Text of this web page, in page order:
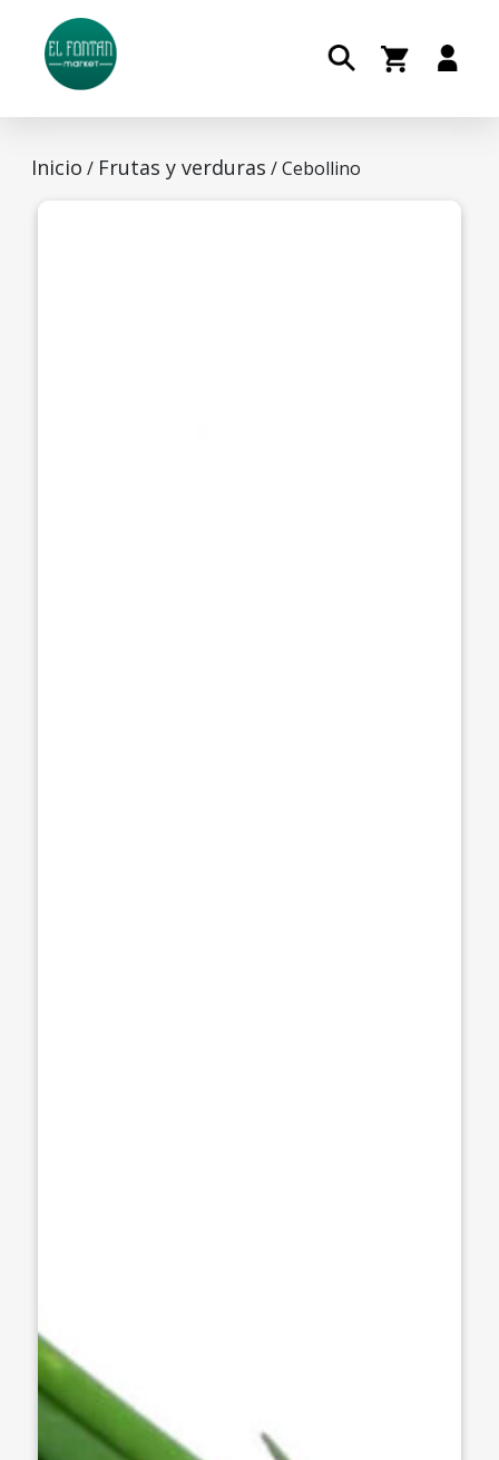
Inicio / Frutas y verduras / Cebollino